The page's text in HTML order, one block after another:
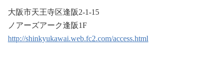
大阪市天王寺区逢阪2-1-15
ノアーズアーク逢阪1F
http://shinkyukawai.web.fc2.com/access.html